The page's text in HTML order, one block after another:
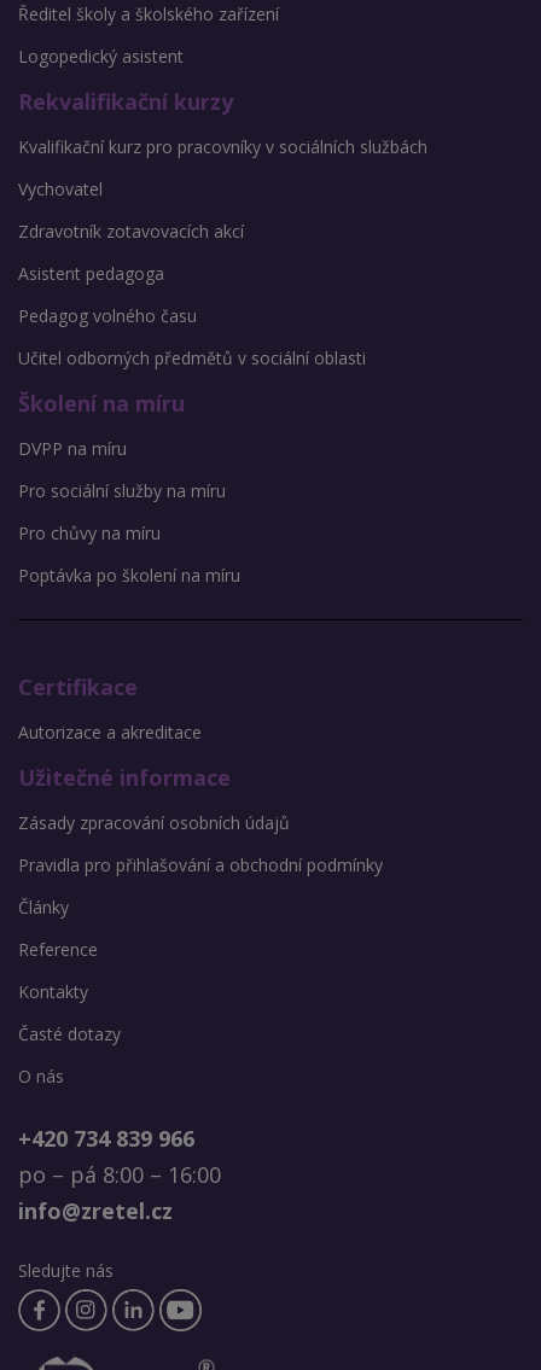
Ředitel školy a školského zařízení
Logopedický asistent
Rekvalifikační kurzy
Kvalifikační kurz pro pracovníky v sociálních službách
Vychovatel
Zdravotník zotavovacích akcí
Asistent pedagoga
Pedagog volného času
Učitel odborných předmětů v sociální oblasti
Školení na míru
DVPP na míru
Pro sociální služby na míru
Pro chůvy na míru
Poptávka po školení na míru
Certifikace
Autorizace a akreditace
Užitečné informace
Zásady zpracování osobních údajů
Pravidla pro přihlašování a obchodní podmínky
Články
Reference
Kontakty
Časté dotazy
O nás
+420 734 839 966
po – pá 8:00 – 16:00
info@zretel.cz
Sledujte nás